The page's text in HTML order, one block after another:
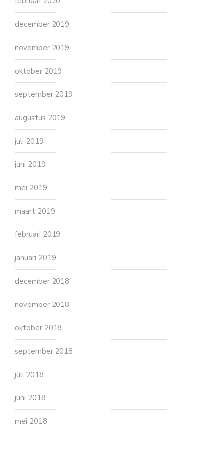
december 2019
november 2019
oktober 2019
september 2019
augustus 2019
juli 2019
juni 2019
mei 2019
maart 2019
februari 2019
januari 2019
december 2018
november 2018
oktober 2018
september 2018
juli 2018
juni 2018
mei 2018